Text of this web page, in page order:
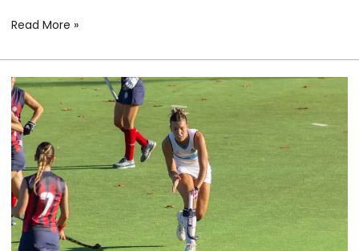
Read More »
HOCKEY
SOBRE
CÉSPED
FEMENINO
–
LEONCITAS
–
CUATRO
NACIONES